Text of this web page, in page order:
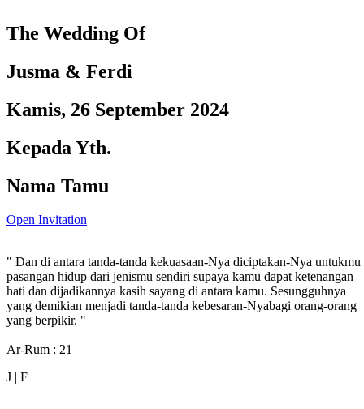
The Wedding Of
Jusma & Ferdi
Kamis, 26 September 2024
Kepada Yth.
Nama Tamu
Open Invitation
" Dan di antara tanda-tanda kekuasaan-Nya diciptakan-Nya untukmu
pasangan hidup dari jenismu sendiri supaya kamu dapat ketenangan
hati dan dijadikannya kasih sayang di antara kamu. Sesungguhnya
yang demikian menjadi tanda-tanda kebesaran-Nyabagi orang-orang
yang berpikir. "
Ar-Rum : 21
J | F